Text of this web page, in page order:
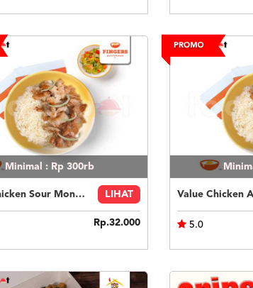
Minimal : Rp 300rb
Value Chicken Sour Monday (Nasi Putih) - Tanpa Telur LIHAT
Rp.32.000 5.0